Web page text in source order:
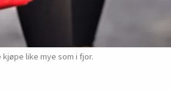
like mye som i fjor.